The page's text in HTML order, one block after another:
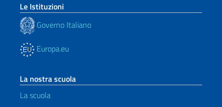
Le Istituzioni
Governo Italiano
Europa.eu
La nostra scuola
La scuola